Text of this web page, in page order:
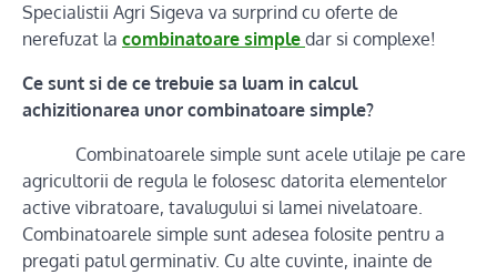
Specialistii Agri Sigeva va surprind cu oferte de
nerefuzat la combinatoare simple dar si complexe!
Ce sunt si de ce trebuie sa luam in calcul
achizitionarea unor combinatoare simple?
Combinatoarele simple sunt acele utilaje pe care
agricultorii de regula le folosesc datorita elementelor
active vibratoare, tavalugului si lamei nivelatoare.
Combinatoarele simple sunt adesea folosite pentru a
pregati patul germinativ. Cu alte cuvinte, inainte de